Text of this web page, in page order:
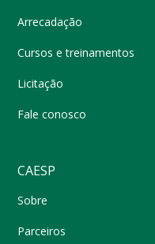
Arrecadação
Cursos e treinamentos
Licitação
Fale conosco
CAESP
Sobre
Parceiros